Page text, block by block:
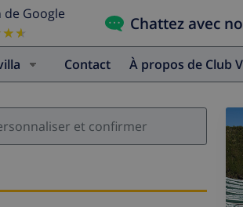
de Google
Chattez avec
Contact À propos de Club
et confirmer